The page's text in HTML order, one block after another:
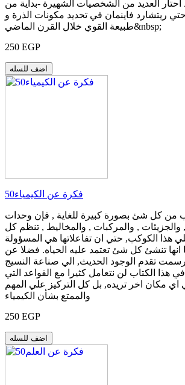
العديد من الشخصيات الشهيرة -بداية من
حتي ريتشارد فاينمان في تحديد مكونات الذرة و
طبيعة القوي خلال القرن الماضي&nbsp;
250 EGP
اضف للسله
50فكرة عن الكيمياء
من كل شئ بصورة كبيرة للغاية , فإن وحدات
, والجزيئات , والمركبات , والمخاليط , تنظم كل
هذا الكوكب, حتي ان تفاعلاتها هي المسؤولة
انها تنشئ كل شئ تعتمد عليه الحياه. فضلا عن
رسمت تقدم الوجود الحديث, الي صناعة النسيج
هذا الكتاب لن نتعامل كثيرا مع القواعد التي
اي مكان اخر تريده, بل كل التركيز علي المهم
والممتع بشأن الكيمياء
250 EGP
اضف للسله